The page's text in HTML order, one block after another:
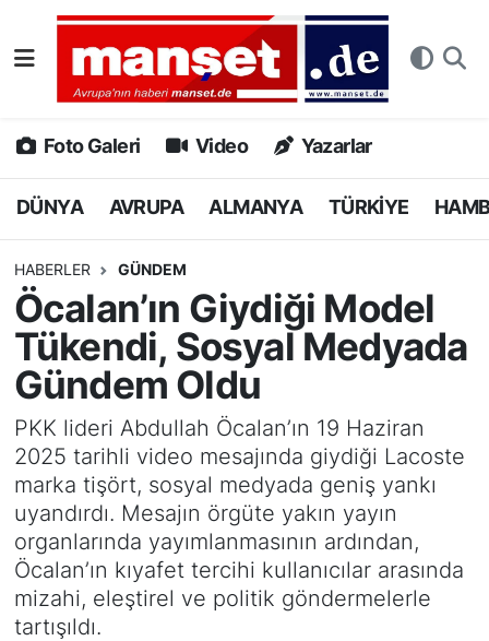
Foto Galeri Video Yazarlar
DÜNYA AVRUPA ALMANYA TÜRKİYE
HABERLER GÜNDEM
Öcalan’ın Giydiği Model
Tükendi, Sosyal Medyada
Gündem Oldu
PKK lideri Abdullah Öcalan’ın 19 Haziran
2025 tarihli video mesajında giydiği Lacoste
marka tişört, sosyal medyada geniş yankı
uyandırdı. Mesajın örgüte yakın yayın
organlarında yayımlanmasının ardından,
Öcalan’ın kıyafet tercihi kullanıcılar arasında
mizahi, eleştirel ve politik göndermelerle
tartışıldı.
DÜNYA
AVRUPA
ALMANYA
HAMBURG
SPOR
DEUTSCH
EKONOMİ
SİYASET
SAĞLIK
Nöbetçi Eczaneler
Hava Durumu
Namaz Vakitleri
Puan Durumu ve Fikstür
Tüm Manşetler
Son Dakika Haberleri
Haber Arşivi